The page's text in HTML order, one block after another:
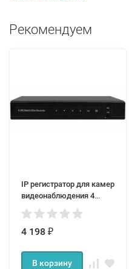
Рекомендуем
IP регистратор для камер
видеонаблюдения 4
канальный OR6405
4 198 ₽
В корзину